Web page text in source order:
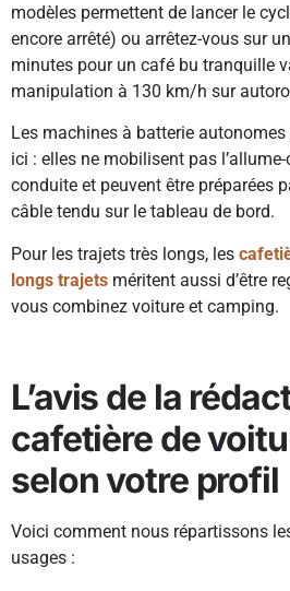
modèles permettent de lancer le
encore arrêté) ou arrêtez-vous sur
minutes pour un café bu tranquille
manipulation à 130 km/h sur
Les machines à batterie
ici : elles ne mobilisent pas
conduite et peuvent être préparées
câble tendu sur le tableau de bord.
Pour les trajets très longs, les
longs trajets méritent aussi d’être
vous combinez voiture et camping.
L’avis de la
cafetière de
selon votre profil
Voici comment nous répartissons
usages :